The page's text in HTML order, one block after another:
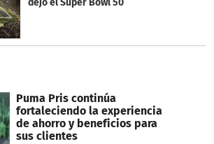
Puma Pris continúa
fortaleciendo la experiencia
de ahorro y beneficios para
sus clientes